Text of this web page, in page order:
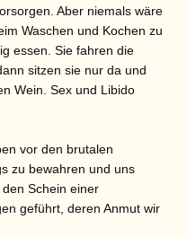
Aber niemals wäre
Waschen und Kochen zu
essen. Sie fahren die
sitzen sie nur da und
Wein. Sex und Libido
vor den brutalen
zu bewahren und uns
Schein einer
geführt, deren Anmut wir